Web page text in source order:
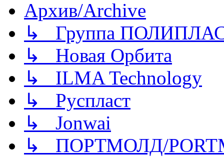
Архив/Archive
↳ Группа
↳ Новая Орбита
↳ ILMA Technology
↳ Руспласт
↳ Jonwai
↳ ПОРТМОЛД/